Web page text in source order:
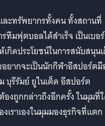
ละทรัพยากรทั้งคน ทั้งสถานที่
ทีมฟุตบอลได้สำเร็จ เป็นเบอร์
เกิดประโยชน์ในการสนับสนุน
ยากจะเป็นนักกีฬาอีสปอร์ต
บุรีรัมย์ ยูไนเต็ด อีสปอร์ต
งถูกกล่าวถึงอีกครั้ง ในมุมที่
เราเองในมุมมองธุรกิจที่แตก